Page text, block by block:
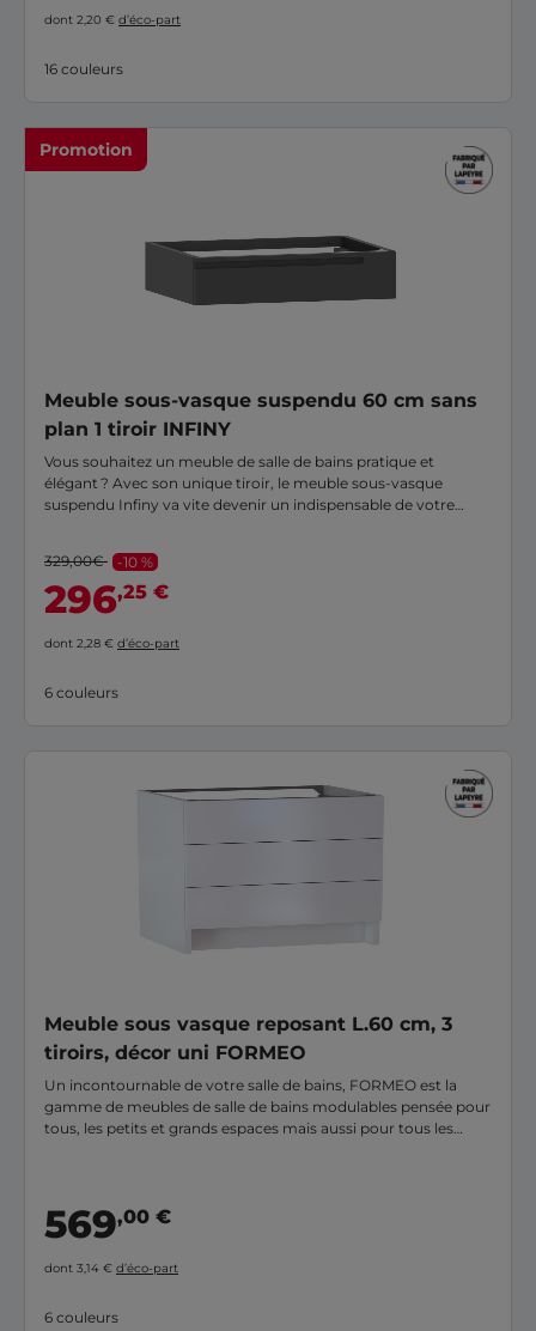
dont 2,20 € d’éco-part
16 couleurs
Promotion
Meuble sous-vasque suspendu 60 cm sans
plan 1 tiroir INFINY
Vous souhaitez un meuble de salle de bains pratique et
élégant ? Avec son unique tiroir, le meuble sous-vasque
suspendu Infiny va vite devenir un indispensable de votre
décoration.
329,00€ -10 %
296,25 €
dont 2,28 € d’éco-part
6 couleurs
Meuble sous vasque reposant L.60 cm, 3
tiroirs, décor uni FORMEO
Un incontournable de votre salle de bains, FORMEO est la
gamme de meubles de salle de bains modulables pensée pour
tous, les petits et grands espaces mais aussi pour tous les
finitions disponibles et ses + de 6000 combinaisons possibles,
vous pourrez personnaliser votre meuble selon vos envies et
est fabriqué en France, dans notre usine du Cantal.
569,00 €
dont 3,14 € d’éco-part
6 couleurs